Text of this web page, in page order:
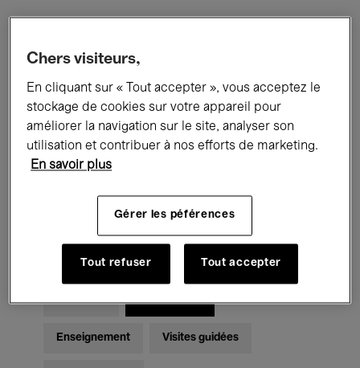
Tous les événements Concerts
Expositions Films Performances
Rencontres & Débats
Musique classique Global Music
Musique électronique
Pour tous Kids’ Palace
Enseignement Visites guidées
Chers visiteurs,
En cliquant sur « Tout accepter », vous acceptez le
stockage de cookies sur votre appareil pour
améliorer la navigation sur le site, analyser son
utilisation et contribuer à nos efforts de marketing.
En savoir plus
Gérer les péférences
Tout refuser Tout accepter